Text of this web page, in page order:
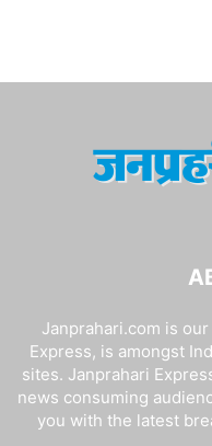
Janprahari.com is
Express, is amongst
sites. Janprahari
news consuming
you with the latest